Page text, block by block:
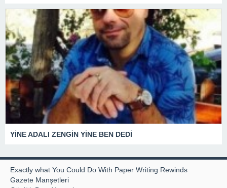
YİNE ADALI ZENGİN YİNE BEN DEDİ
Exactly what You Could Do With Paper Writing Rewinds
Gazete Manşetleri